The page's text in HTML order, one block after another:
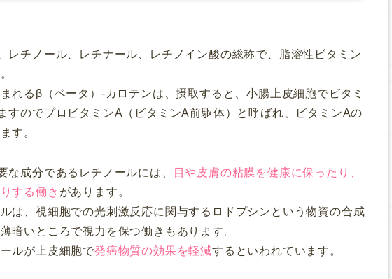
レチノール、レチナール、レチノイン酸の総称で、脂溶性ビタミン
れるβ（ベータ）-カロテンは、摂取すると、小腸上皮細胞でビタミ
すのでプロビタミンA（ビタミンA前駆体）と呼ばれ、ビタミンAの
す。
な成分であるレチノールには、
目や皮膚の粘膜を健康に保ったり、
する働き があります。
は、視細胞での光刺激反応に関与するロドプシンという物資の合成
暗いところで視力を保つ働きもあります。
ルが上皮細胞で発癌物質の効果を軽減するといわれています。